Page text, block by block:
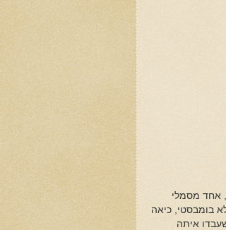
גם היא, אחד מסמלי
בומבסטי, כיאה
איתה